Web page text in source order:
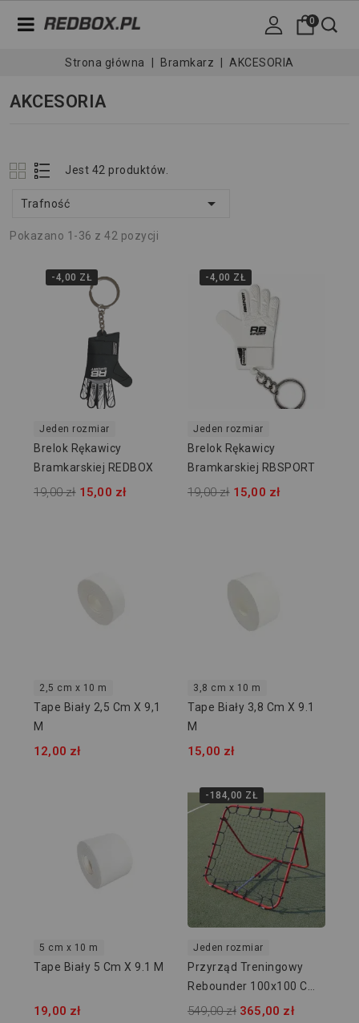
0
Strona główna Bramkarz AKCESORIA
AKCESORIA
Jest 42 produktów.
Trafność 
Pokazano 1-36 z 42 pozycji
-4,00 ZŁ
Jeden rozmiar
Brelok Rękawicy
Bramkarskiej REDBOX
19,00 zł 15,00 zł
-4,00 ZŁ
Jeden rozmiar
Brelok Rękawicy
Bramkarskiej RBSPORT
19,00 zł 15,00 zł
2,5 cm x 10 m
Tape Biały 2,5 Cm X 9,1
M
12,00 zł
3,8 cm x 10 m
Tape Biały 3,8 Cm X 9.1
M
15,00 zł
5 cm x 10 m
Tape Biały 5 Cm X 9.1 M
19,00 zł
-184,00 ZŁ
Jeden rozmiar
Przyrząd Treningowy
Rebounder 100x100 Cm
RBTX-100
549,00 zł 365,00 zł